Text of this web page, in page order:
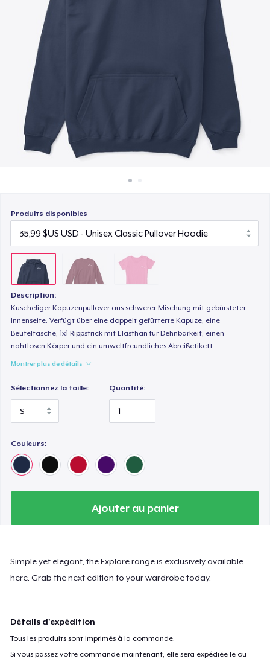
Produits disponibles
Description:
Kuscheliger Kapuzenpullover aus schwerer Mischung mit gebürsteter
Innenseite. Verfügt über eine doppelt gefütterte Kapuze, eine
Beuteltasche, 1x1 Rippstrick mit Elasthan für Dehnbarkeit, einen
nahtlosen Körper und ein umweltfreundliches Abreißetikett
Montrer plus de détails
Sélectionnez la taille: Quantité:
Couleurs:
Ajouter au panier
Simple yet elegant, the Explore range is exclusively available
here. Grab the next edition to your wardrobe today.
Détails d'expédition
Tous les produits sont imprimés à la commande.
Si vous passez votre commande maintenant, elle sera expédiée le ou